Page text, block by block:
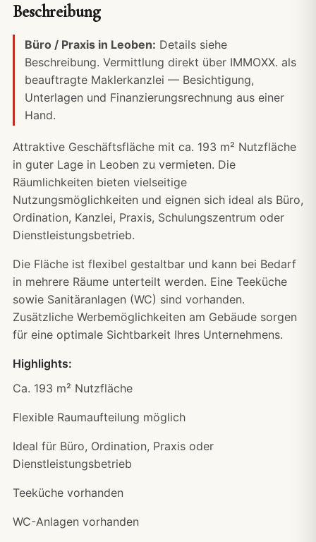
Beschreibung
Büro / Praxis in Leoben: Details siehe
Beschreibung. Vermittlung direkt über IMMOXX. als
beauftragte Maklerkanzlei — Besichtigung,
Unterlagen und Finanzierungsrechnung aus einer
Hand.
Attraktive Geschäftsfläche mit ca. 193 m² Nutzfläche
in guter Lage in Leoben zu vermieten. Die
Räumlichkeiten bieten vielseitige
Nutzungsmöglichkeiten und eignen sich ideal als Büro,
Ordination, Kanzlei, Praxis, Schulungszentrum oder
Dienstleistungsbetrieb.
Die Fläche ist flexibel gestaltbar und kann bei Bedarf
in mehrere Räume unterteilt werden. Eine Teeküche
sowie Sanitäranlagen (WC) sind vorhanden.
Zusätzliche Werbemöglichkeiten am Gebäude sorgen
für eine optimale Sichtbarkeit Ihres Unternehmens.
Highlights:
Ca. 193 m² Nutzfläche
Flexible Raumaufteilung möglich
Ideal für Büro, Ordination, Praxis oder
Dienstleistungsbetrieb
Teeküche vorhanden
WC-Anlagen vorhanden